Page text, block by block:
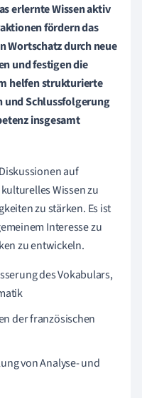
erlernte Wissen aktiv
fördern das
Wortschatz durch neue
und festigen die
helfen strukturierte
und Schlussfolgerung
insgesamt
auf
Wissen zu
zu stärken. Es ist
Interesse zu
zu entwickeln.
des Vokabulars,
der französischen
von Analyse- und